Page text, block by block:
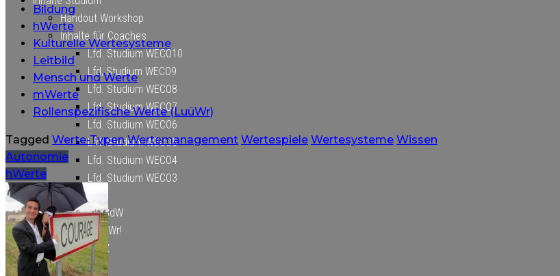
Handout Workshop
Inhalte für Coaches
Lfd. Studium WECO10
Lfd, Studium WECO9
Lfd. Studium WECO8
Lfd. Studium WECO7
Lfd. Studium WECO6
Lfd. Studium WECO5
Lfd. Studium WECO4
Lfd. Studium WECO3
Inhalte DgBdW
Inhalte LuüWr!
Inhalte SZZ
Bildung
hWerte
Kulturelle Wertesysteme
Leitbild
Mensch und Werte
mWerte
Rollenspezifische Werte (LuüWr)
Tagged Werte-Typen Wertemanagement Wertespiele Wertesysteme Wissen
Beitragsnavigation
Autonomie
hWerte